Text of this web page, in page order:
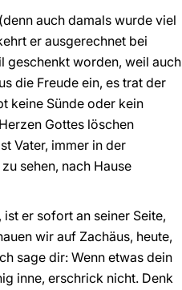
auch damals wurde viel
er ausgerechnet bei
geschenkt worden, weil auch
die Freude ein, es trat der
keine Sünde oder kein
Gottes löschen
Vater, immer in der
sehen, nach Hause
er sofort an seiner Seite,
wir auf Zachäus, heute,
sage dir: Wenn etwas dein
inne, erschrick nicht. Denk